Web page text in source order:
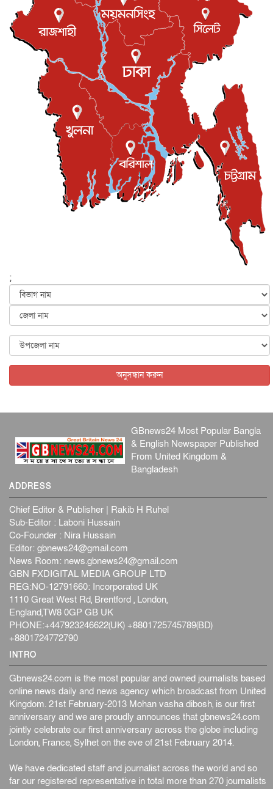
এবার ওটিটিতে মুক্তি পেল ‘মালিক’
বিনোদন ৮ আগস্ট, ২০২৬
রিয়ালকে ‘না’ বলা রদ্রির জন্য বার্সার কাছে কত চাইল ম্যানসিটি
খেলাধুলা
শিল্পকলায় চলচ্চিত্র উৎসব, বিনা মূল্যে দেখা যাবে ৬ সিনেমা
বিনোদন ৮ আগস্ট, ২০২৬
ইস্ট লন্ডন মসজিদের জুমার খুতবা : “কুরআন হোক জীবন দেখার
লেন্স...
ইসলাম ও জীবন ৭ আগস্ট, ২০২৬
সিলেটের কন্যা মোহিনী রশিদ এনওয়াইপিডির উচ্চপদস্থ কর্মকর্তা
দেশজুড়ে ৬ আগস্ট, ২০২৬
আজ থেকে সবার জন্য উন্মুক্ত জুলাই স্মৃতি জাদুঘর
৬ আগস্ট, ২০২৬
৬ আগস্ট, ২০২৬
জুলাইয়ের কৃতিত্ব নেওয়ার জন্য সবাই প্রতিযোগিতায় নেমেছে :
৬ আগস্ট, ২০২৬
৬ আগস্ট, ২০২৬
;
অনুসন্ধান করুন
GBnews24 Most Popular Bangla
& English Newspaper Published
From United Kingdom &
Bangladesh
ADDRESS
Chief Editor & Publisher | Rakib H Ruhel
Sub-Editor : Laboni Hussain
Co-Founder : Nira Hussain
Editor: gbnews24@gmail.com
News Room: news.gbnews24@gmail.com
GBN FXDIGITAL MEDIA GROUP LTD
REG:NO-12791660: Incorporated UK
1110 Great West Rd, Brentford , London,
England,TW8 0GP GB UK
PHONE:+447923246622(UK) +8801725745789(BD)
+8801724772790
INTRO
Gbnews24.com is the most popular and owned journalists based
online news daily and news agency which broadcast from United
Kingdom. 21st February-2013 Mohan vasha dibosh, is our first
anniversary and we are proudly announces that gbnews24.com
jointly celebrate our first anniversary across the globe including
London, France, Sylhet on the eve of 21st February 2014.
We have dedicated staff and journalist across the world and so
far our registered representative in total more than 270 journalists